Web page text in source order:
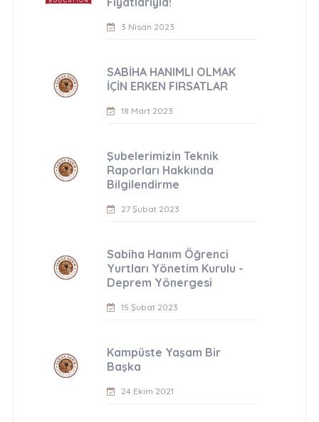
3 Nisan 2023
SABİHA HANIMLI OLMAK
İÇİN ERKEN FIRSATLAR
18 Mart 2023
Şubelerimizin Teknik
Raporları Hakkında
Bilgilendirme
27 Şubat 2023
Sabiha Hanım Öğrenci
Yurtları Yönetim Kurulu -
Deprem Yönergesi
15 Şubat 2023
Kampüste Yaşam Bir
Başka
24 Ekim 2021